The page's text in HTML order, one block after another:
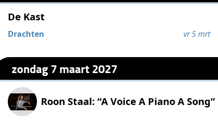
De Kast
Drachten vr 5 mrt
zondag 7 maart 2027
Roon Staal: “A Voice A Piano A Song”